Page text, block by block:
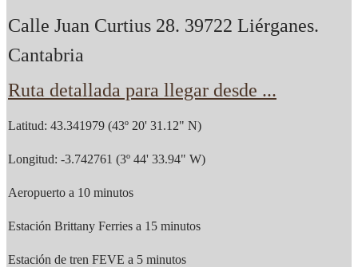
Calle Juan Curtius 28. 39722 Liérganes.
Cantabria
Ruta detallada para llegar desde ...
Latitud: 43.341979 (43º 20' 31.12" N)
Longitud: -3.742761 (3º 44' 33.94" W)
Aeropuerto a 10 minutos
Estación Brittany Ferries a 15 minutos
Estación de tren FEVE a 5 minutos